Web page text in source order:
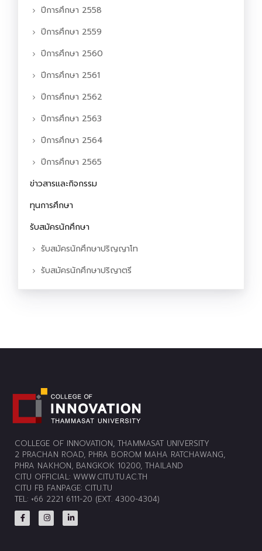
ปีการศึกษา 2558
ปีการศึกษา 2559
ปีการศึกษา 2560
ปีการศึกษา 2561
ปีการศึกษา 2562
ปีการศึกษา 2563
ปีการศึกษา 2564
ปีการศึกษา 2565
ข่าวสารและกิจกรรม
ทุนการศึกษา
รับสมัครนักศึกษา
รับสมัครนักศึกษาปริญญาโท
รับสมัครนักศึกษาปริญาตรี
COLLEGE OF INNOVATION, THAMMASAT UNIVERSITY
2 PRACHAN ROAD, PHRA BOROM MAHA RATCHAWANG,
PHRA NAKHON, BANGKOK 10200, THAILAND
CITU OFFICIAL: WWW.CITU.TU.AC.TH
CITU FB FANPAGE: CITU.TU
TEL: +66 2221 6111-20 (EXT. 4300-4304)